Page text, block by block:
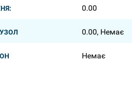
0.00
0.00, Немає
Немає